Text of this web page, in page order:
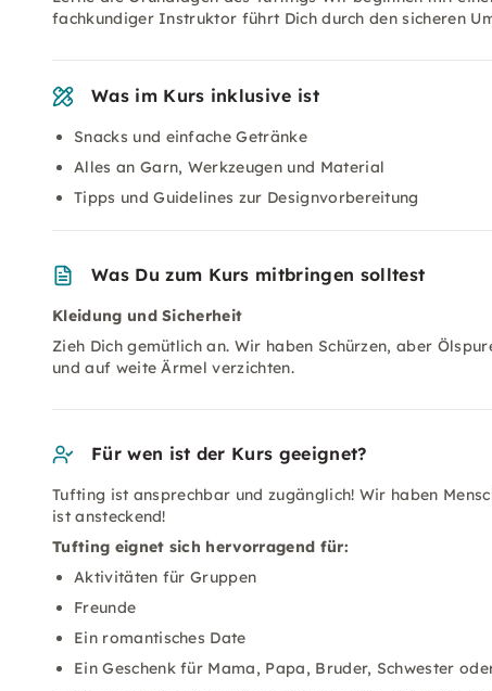
fachkundiger Instruktor führt Dich durch den sicheren
Was im Kurs inklusive ist
Snacks und einfache Getränke
Alles an Garn, Werkzeugen und Material
Tipps und Guidelines zur Designvorbereitung
Was Du zum Kurs mitbringen solltest
Kleidung und Sicherheit
Zieh Dich gemütlich an. Wir haben Schürzen, aber
und auf weite Ärmel verzichten.
Für wen ist der Kurs geeignet?
Tufting ist ansprechbar und zugänglich! Wir haben
ist ansteckend!
Tufting eignet sich hervorragend für:
Aktivitäten für Gruppen
Freunde
Ein romantisches Date
Ein Geschenk für Mama, Papa, Bruder, Schwester